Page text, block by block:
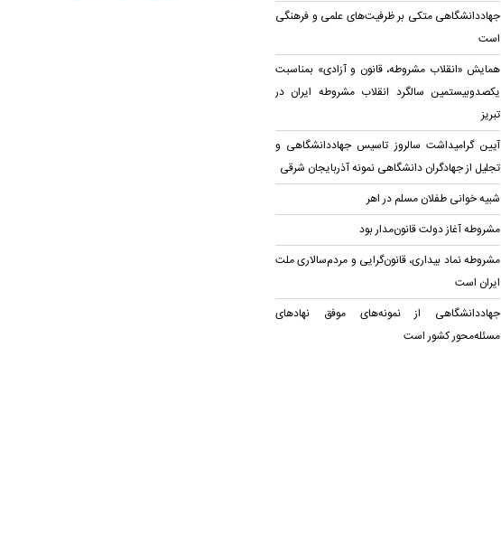
جهاددانشگاهی متکی بر ظرفیت‌های علمی و فرهنگی
است
همایش «انقلاب مشروطه، قانون و آزادی» بمناسبت
یکصدوبیستمین سالگرد انقلاب مشروطه ایران در
تبریز
آیین گرامیداشت سالروز تاسیس جهاددانشگاهی و
تجلیل از جهادگران دانشگاهی نمونه آذربایجان شرقی
شبیه خوانی طفلان مسلم در اهر
مشروطه آغاز دولت قانون‌مدار بود
مشروطه نماد بیداری، قانون‌گرایی و مردم‌سالاری ملت
ایران است
جهاددانشگاهی از نمونه‌های موفق نهادهای
مسئله‌محور کشور است